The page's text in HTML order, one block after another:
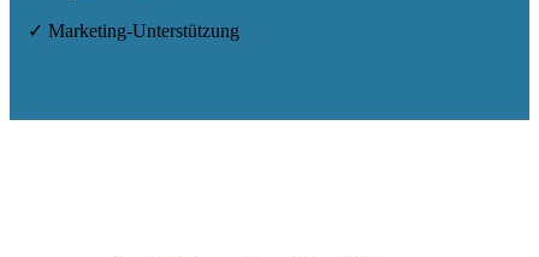
✓ Marketing-Unterstützung